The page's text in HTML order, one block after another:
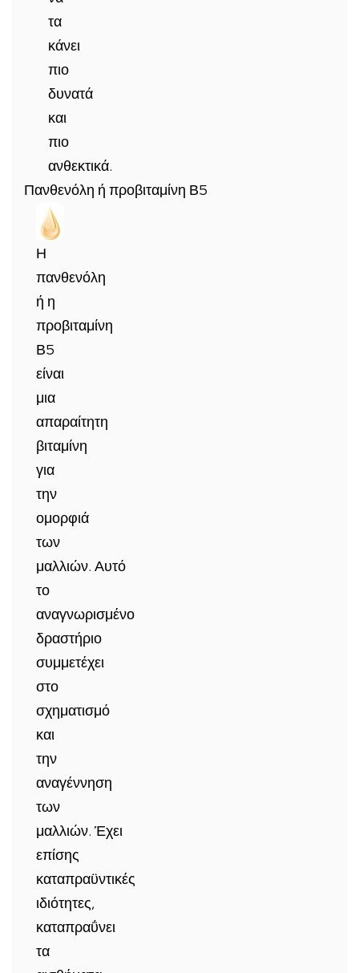
τα
κάνει
πιο
δυνατά
και
πιο
ανθεκτικά.
Πανθενόλη ή προβιταμίνη Β5
Η
πανθενόλη
ή η
προβιταμίνη
Β5
είναι
μια
απαραίτητη
βιταμίνη
για
την
ομορφιά
των
μαλλιών. Αυτό
το
αναγνωρισμένο
δραστήριο
συμμετέχει
στο
σχηματισμό
και
την
αναγέννηση
των
μαλλιών. Έχει
επίσης
καταπραϋντικές
ιδιότητες,
καταπραΰνει
τα